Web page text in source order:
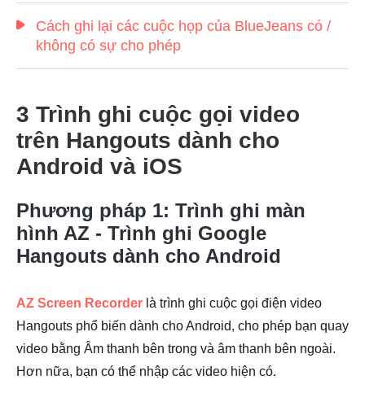
Bước 1.
Bước 2.
Cách ghi lại các cuộc họp của BlueJeans có /
không có sự cho phép
3 Trình ghi cuộc gọi video
trên Hangouts dành cho
Android và iOS
Phương pháp 1: Trình ghi màn
hình AZ - Trình ghi Google
Hangouts dành cho Android
AZ Screen Recorder là trình ghi cuộc gọi điện video
Hangouts phổ biến dành cho Android, cho phép bạn quay
video bằng Âm thanh bên trong và âm thanh bên ngoài.
Hơn nữa, bạn có thể nhập các video hiện có.